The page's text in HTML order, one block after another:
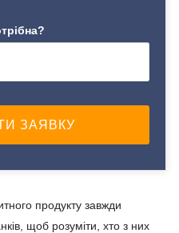
продукту завжди
щоб розуміти, хто з них